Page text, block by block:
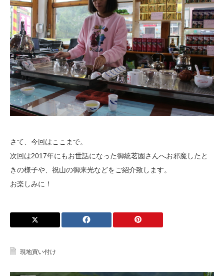
さて、今回はここまで。
次回は2017年にもお世話になった御統茗園さんへお邪魔したと
きの様子や、 祝山の御来光などをご紹介致します。
お楽しみに！
現地買い付け